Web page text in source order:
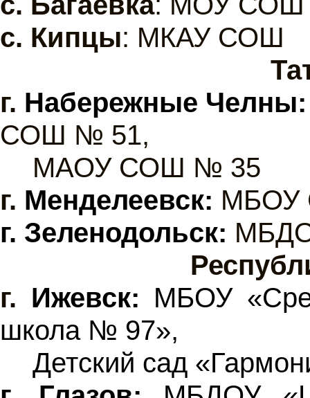
с. Кипцы: МКАУ СОШ
г. Набережные Челны:
СОШ № 51,
МАОУ СОШ № 35
г. Менделеевск:
г. Зеленодольск:
г. Ижевск: МБОУ
школа № 97»,
Детский сад